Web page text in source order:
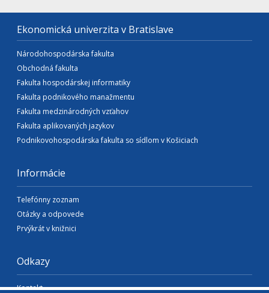
Ekonomická univerzita v Bratislave
Národohospodárska fakulta
Obchodná fakulta
Fakulta hospodárskej informatiky
Fakulta podnikového manažmentu
Fakulta medzinárodných vzťahov
Fakulta aplikovaných jazykov
Podnikovohospodárska fakulta so sídlom v Košiciach
Informácie
Telefónny zoznam
Otázky a odpovede
Prvýkrát v knižnici
Odkazy
Kontakt